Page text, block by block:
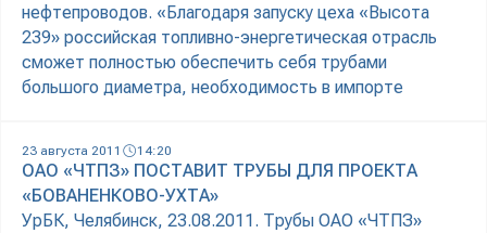
нефтепроводов. «Благодаря запуску цеха «Высота
239» российская топливно-энергетическая отрасль
сможет полностью обеспечить себя трубами
большого диаметра, необходимость в импорте
23 августа 2011 14:20
ОАО «ЧТПЗ» ПОСТАВИТ ТРУБЫ ДЛЯ ПРОЕКТА
«БОВАНЕНКОВО-УХТА»
УрБК, Челябинск, 23.08.2011. Трубы ОАО «ЧТПЗ»